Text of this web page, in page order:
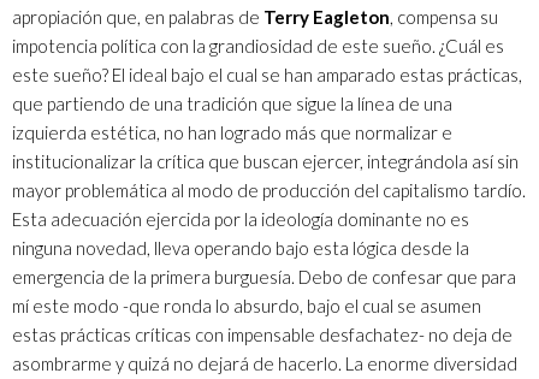
apropiación que, en palabras de Terry Eagleton, compensa su
impotencia política con la grandiosidad de este sueño. ¿Cuál es
este sueño? El ideal bajo el cual se han amparado estas prácticas,
que partiendo de una tradición que sigue la línea de una
izquierda estética, no han logrado más que normalizar e
institucionalizar la crítica que buscan ejercer, integrándola así sin
mayor problemática al modo de producción del capitalismo tardío.
Esta adecuación ejercida por la ideología dominante no es
ninguna novedad, lleva operando bajo esta lógica desde la
emergencia de la primera burguesía. Debo de confesar que para
mí este modo -que ronda lo absurdo, bajo el cual se asumen
estas prácticas críticas con impensable desfachatez- no deja de
asombrarme y quizá no dejará de hacerlo. La enorme diversidad